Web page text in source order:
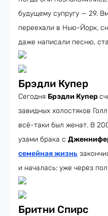
будущему супругу — 29.
переехали в Нью-Йорк,
даже написали песню,
Брэдли Купер
Сегодня Брэдли Купер
завидных холостяков
всё-таки был женат. В
узами брака с
семейная жизнь
и началась: уже через
Бритни Спирс